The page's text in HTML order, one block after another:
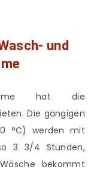
und
hat die
Die gängigen
°C) werden mit
3 3/4 Stunden,
bekommt